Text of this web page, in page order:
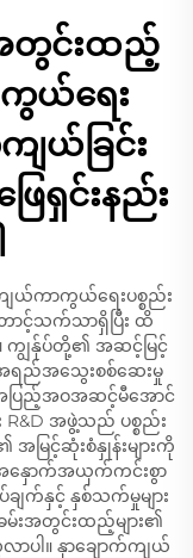
တွင်းထည့်
ကွယ်ရေး
ျယ်ခြင်း
ရှင်းနည်း
ယ်ကာကွယ်ရေးပစ္စည်း
င့်သက်သာရှိပြီး ထိ
ကျွန်ုပ်တို့၏ အဆင့်မြင့်
ရည်အသွေးစစ်ဆေးမှု
အပြည့်အဝအဆင့်မီအောင်
အဖွဲ့သည် ပစ္စည်း
င့်ဆုံးစံနှုန်းများကို
အနှောက်အယှက်ကင်းစွာ
က်နှင့် နှစ်သက်မှုများ
းအတွင်းထည့်များ၏
ာပါ။ နှာချောက်ကျယ်